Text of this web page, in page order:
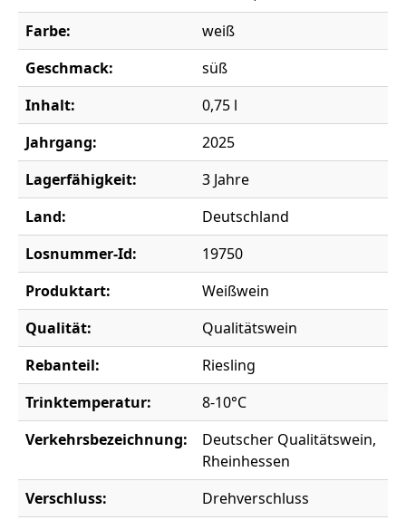
Farbe:
weiß
Geschmack:
süß
Inhalt:
0,75 l
Jahrgang:
2025
Lagerfähigkeit:
3 Jahre
Land:
Deutschland
Losnummer-Id:
19750
Produktart:
Weißwein
Qualität:
Qualitätswein
Rebanteil:
Riesling
Trinktemperatur:
8-10°C
Verkehrsbezeichnung:
Deutscher Qualitätswein,
Rheinhessen
Verschluss:
Drehverschluss